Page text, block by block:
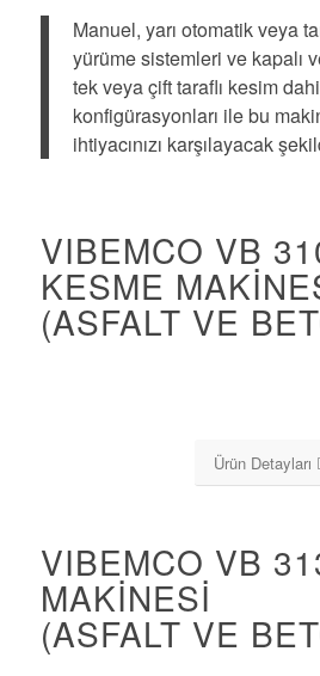
Manuel, yarı otomatik veya
yürüme sistemleri ve kapalı
tek veya çift taraflı kesim
konfigürasyonları ile bu
ihtiyacınızı karşılayacak
VIBEMCO VB
KESME
(ASFALT VE
Ürün Detayları
VIBEMCO VB
MAKİNESİ
(ASFALT VE